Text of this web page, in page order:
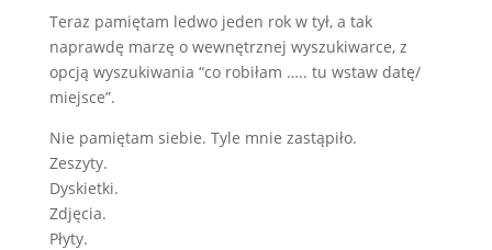
Teraz pamiętam ledwo jeden rok w tył, a tak
naprawdę marzę o wewnętrznej wyszukiwarce, z
opcją wyszukiwania “co robiłam ….. tu wstaw datę/
miejsce”.
Nie pamiętam siebie. Tyle mnie zastąpiło.
Zeszyty.
Dyskietki.
Zdjęcia.
Płyty.